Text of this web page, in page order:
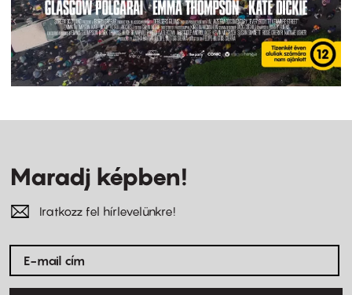
Maradj képben!
Iratkozz fel hírlevelünkre!